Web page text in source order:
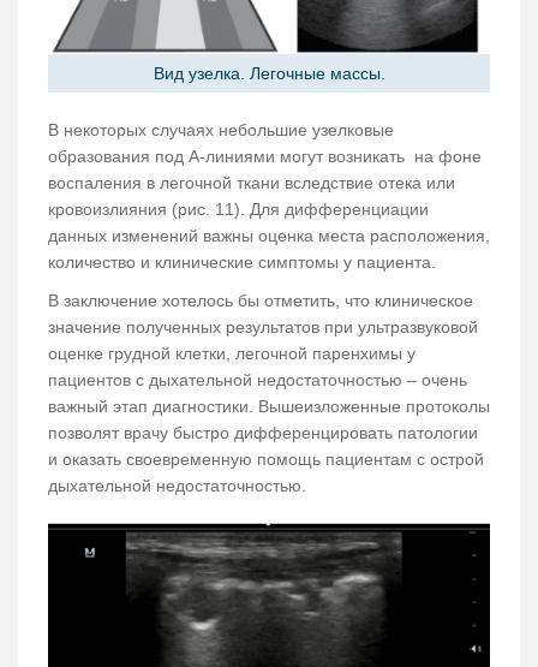
Вид узелка. Легочные массы.
В некоторых случаях небольшие узелковые
образования под А-линиями могут возникать на фоне
воспаления в легочной ткани вследствие отека или
кровоизлияния (рис. 11). Для дифференциации
данных изменений важны оценка места расположения,
количество и клинические симптомы у пациента.
В заключение хотелось бы отметить, что клиническое
значение полученных результатов при ультразвуковой
оценке грудной клетки, легочной паренхимы у
пациентов с дыхательной недостаточностью – очень
важный этап диагностики. Вышеизложенные протоколы
позволят врачу быстро дифференцировать патологии
и оказать своевременную помощь пациентам с острой
дыхательной недостаточностью.